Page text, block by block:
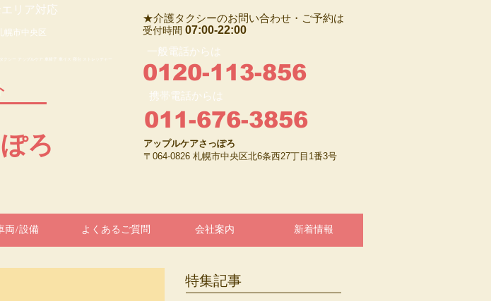
★介護タクシーのお問い合わせ・ご予約は
受付時間 07:00-22:00
0120-113-856
一般電話からは
携帯電話からは
011-676-3856
アップルケアさっぽろ
〒064-0826 札幌市中央区北6条西27丁目1番3号
両/設備 よくあるご質問 会社案内 新着情報
ろ
リア対応
クシー アップルケア 車椅子 車イス 寝台 ストレッチャー
幌市中央区
特集記事